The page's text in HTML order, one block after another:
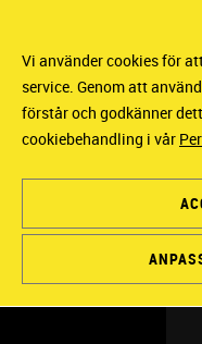
Vi använder cookies för
service. Genom att
förstår och godkänner
cookiebehandling i vår